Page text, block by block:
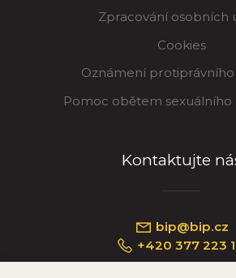
Zpracování osobních
Cookies
Oznámení
Pomoc obětem sexuálního
Kontaktujte
bip@bip.cz
+420 377 223